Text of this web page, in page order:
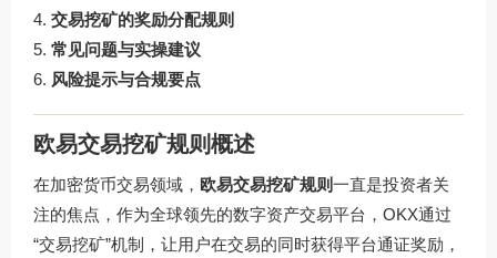
交易挖矿的奖励分配规则
常见问题与实操建议
风险提示与合规要点
欧易交易挖矿规则概述
在加密货币交易领域， 欧易交易挖矿规则一直是投资者关
注的焦点，作为全球领先的数字资产交易平台，OKX通过
“交易挖矿”机制，让用户在交易的同时获得平台通证奖励，